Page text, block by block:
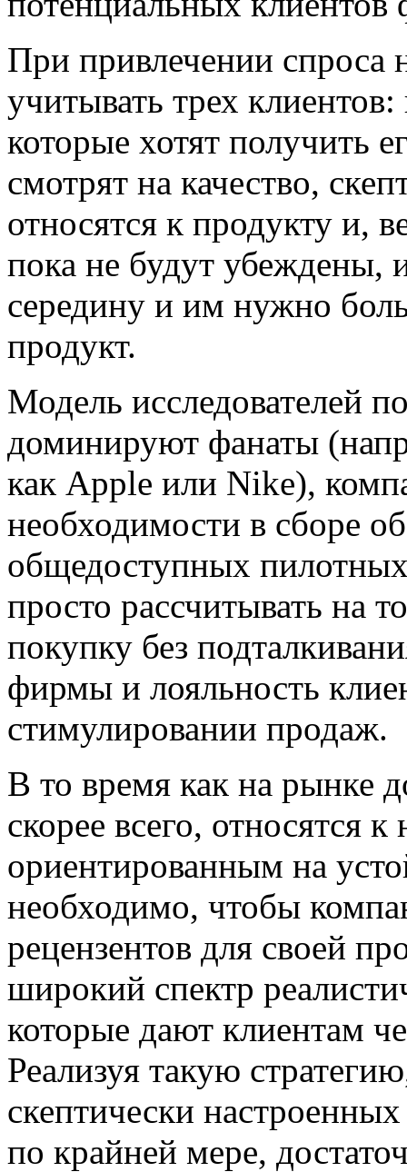
При привлечении спроса
учитывать трех
которые хотят получить
смотрят на качество,
относятся к продукту и,
пока не будут убеждены,
середину и им нужно
продукт.
Модель исследователей
доминируют фанаты
как Apple или Nike),
необходимости в сборе
общедоступных
просто рассчитывать на
покупку без
фирмы и лояльность
стимулировании продаж.
В то время как на рынке
скорее всего,
ориентированным на
необходимо, чтобы
рецензентов для своей
широкий спектр
которые дают клиентам
Реализуя такую
скептически
по крайней мере,